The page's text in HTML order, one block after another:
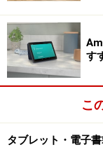
けるなどの荒技も
気持ち良く操作
スマホが優れて
プレイは、描画
子が分かるもの
は、進化のペー
す
こ
タブレット・電子